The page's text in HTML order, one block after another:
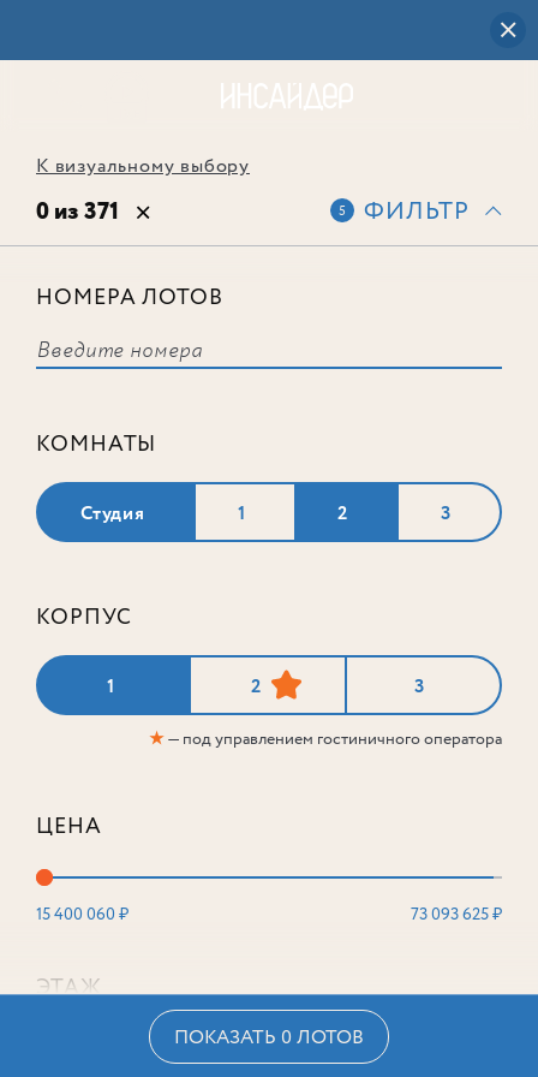
К визуальному выбору
0 из 371 5 ФИЛЬТР
НОМЕРА ЛОТОВ
КОМНАТЫ
Студия 1 2 3
КОРПУС
1 2 3
★— под управлением гостиничного оператора
ЦЕНА
15 400 060 ₽ 73 093 625 ₽
ЭТАЖ
ПОКАЗАТЬ 0 ЛОТОВ
соответствует ни одного лота